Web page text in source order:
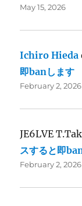
May 15, 2026
Ichiro Hieda
即banします
February 2, 2026
JE6LVE
スすると即
February 2, 2026